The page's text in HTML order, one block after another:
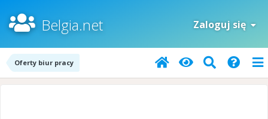
Belgia.net Zaloguj się
Oferty biur pracy